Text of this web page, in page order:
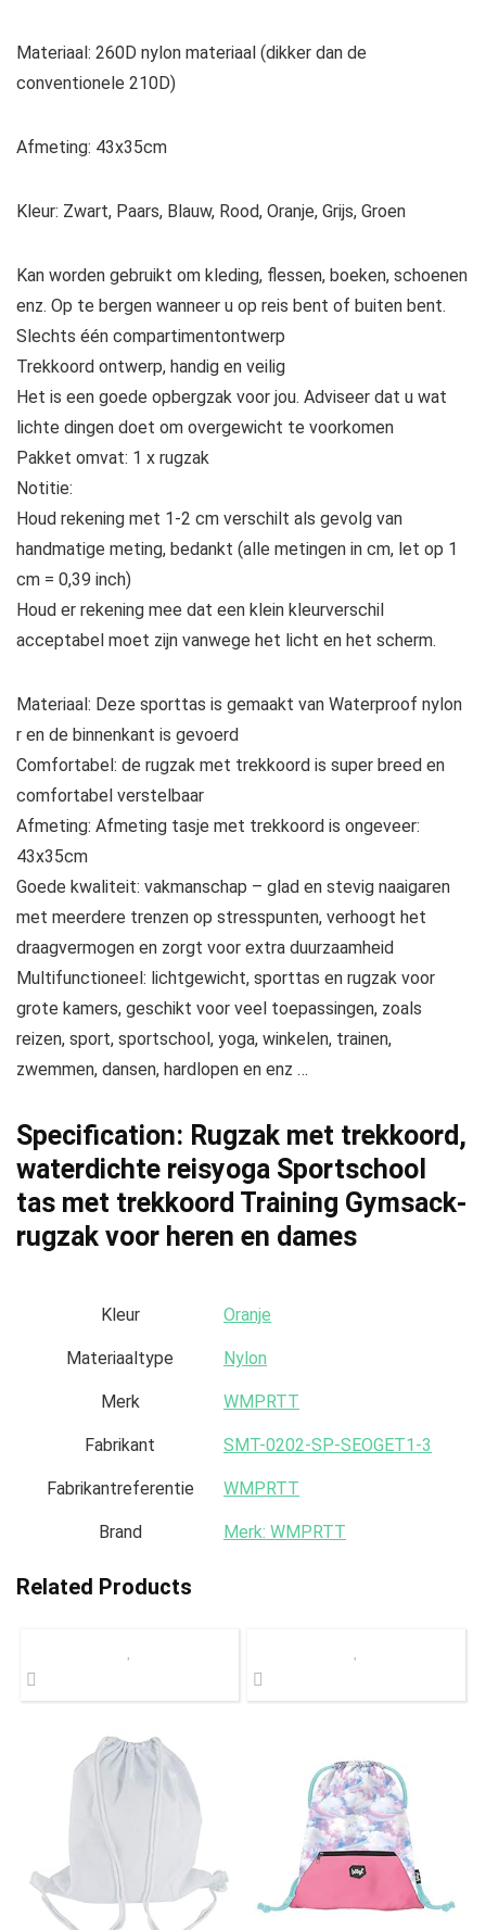
Materiaal: 260D nylon materiaal (dikker dan de
conventionele 210D)
Afmeting: 43x35cm
Kleur: Zwart, Paars, Blauw, Rood, Oranje, Grijs, Groen
Kan worden gebruikt om kleding, flessen, boeken, schoenen
enz. Op te bergen wanneer u op reis bent of buiten bent.
Slechts één compartimentontwerp
Trekkoord ontwerp, handig en veilig
Het is een goede opbergzak voor jou. Adviseer dat u wat
lichte dingen doet om overgewicht te voorkomen
Pakket omvat: 1 x rugzak
Notitie:
Houd rekening met 1-2 cm verschilt als gevolg van
handmatige meting, bedankt (alle metingen in cm, let op 1
cm = 0,39 inch)
Houd er rekening mee dat een klein kleurverschil
acceptabel moet zijn vanwege het licht en het scherm.
Materiaal: Deze sporttas is gemaakt van Waterproof nylon
r en de binnenkant is gevoerd
Comfortabel: de rugzak met trekkoord is super breed en
comfortabel verstelbaar
Afmeting: Afmeting tasje met trekkoord is ongeveer:
43x35cm
Goede kwaliteit: vakmanschap – glad en stevig naaigaren
met meerdere trenzen op stresspunten, verhoogt het
draagvermogen en zorgt voor extra duurzaamheid
Multifunctioneel: lichtgewicht, sporttas en rugzak voor
grote kamers, geschikt voor veel toepassingen, zoals
reizen, sport, sportschool, yoga, winkelen, trainen,
zwemmen, dansen, hardlopen en enz …
Specification: Rugzak met trekkoord,
waterdichte reisyoga Sportschool
tas met trekkoord Training Gymsack-
rugzak voor heren en dames
Kleur ‎Oranje
Materiaaltype ‎Nylon
Merk ‎WMPRTT
Fabrikant ‎SMT-0202-SP-SEOGET1-3
Fabrikantreferentie ‎WMPRTT
Brand Merk: WMPRTT
Related Products